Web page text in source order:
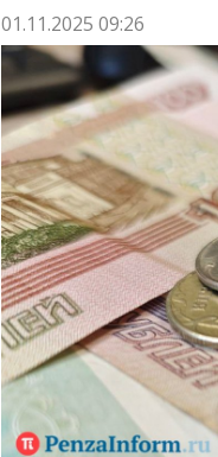
01.11.2025 09:26